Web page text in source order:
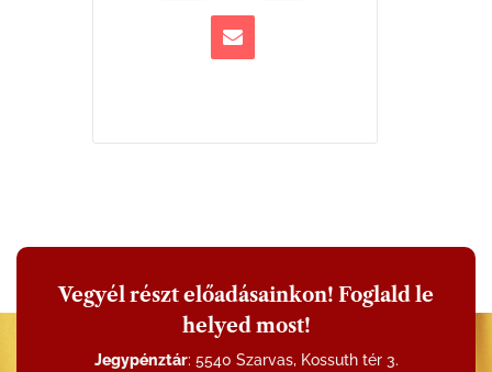
Vegyél részt előadásainkon! Foglald le
helyed most!
Jegypénztár: 5540 Szarvas, Kossuth tér 3.